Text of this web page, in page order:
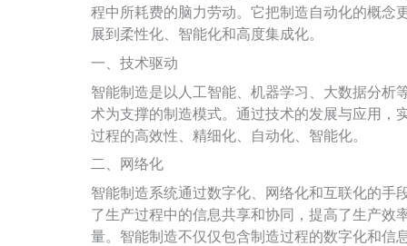
程中所耗费的脑力劳动。它把制造自动化的概念
展到柔性化、智能化和高度集成化。
一、技术驱动
智能制造是以人工智能、机器学习、大数据分析
术为支撑的制造模式。通过技术的发展与应用，
过程的高效性、精细化、自动化、智能化。
二、网络化
智能制造系统通过数字化、网络化和互联化的手
了生产过程中的信息共享和协同，提高了生产效
量。智能制造不仅仅包含制造过程的数字化和信